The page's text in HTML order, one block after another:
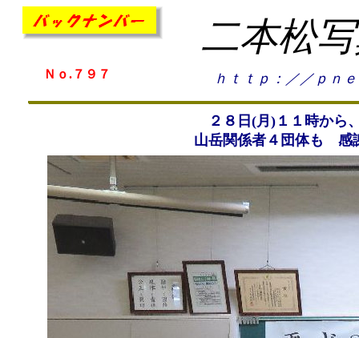
二本松
Ｎｏ.７９７ ｈｔｔｐ：／／ｐｎ
２８日(月)１１時から
山岳関係者４団体も 感